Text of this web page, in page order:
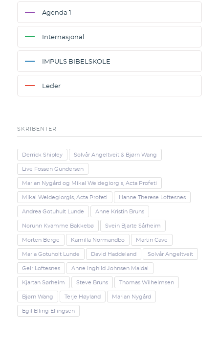
Agenda 1
Internasjonal
IMPULS BIBELSKOLE
Leder
SKRIBENTER
Derrick Shipley Solvår Angeltveit & Bjørn Wang
Live Fossen Gundersen
Marian Nygård og Mikal Weldegiorgis, Acta Profeti
Mikal Weldegiorgis, Acta Profeti Hanne Therese Loftesnes
Andrea Gotuhult Lunde Anne Kristin Bruns
Norunn Kvamme Bakkebø Svein Bjarte Sårheim
Morten Berge Kamilla Normandbo Martin Cave
Maria Gotuholt Lunde David Haddeland Solvår Angeltveit
Geir Loftesnes Anne Inghild Johnsen Maldal
Kjartan Sørheim Steve Bruns Thomas Wilhelmsen
Bjørn Wang Terje Høyland Marian Nygård
Egil Elling Ellingsen